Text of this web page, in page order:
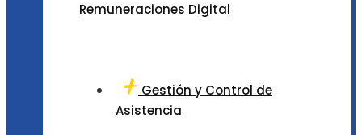
Remuneraciones Digital
Gestión y Control de
Asistencia